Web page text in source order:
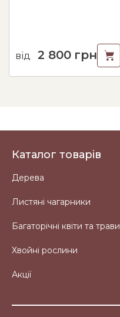
від 2 800 грн
Каталог товарів
Дерева
Листяні чагарники
Багаторічні квіти та трави
Хвойні рослини
Акції